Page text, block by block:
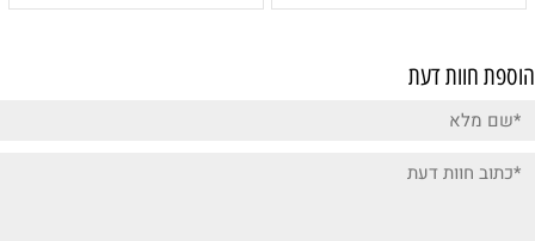
הוספת חוות דעת